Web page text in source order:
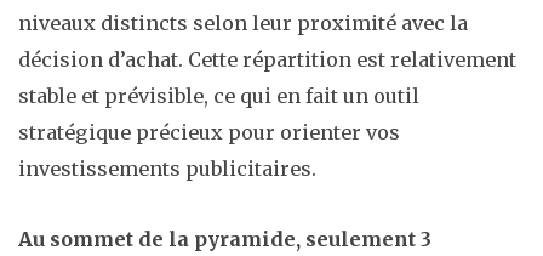
niveaux distincts selon leur proximité avec la
décision d’achat. Cette répartition est relativement
stable et prévisible, ce qui en fait un outil
stratégique précieux pour orienter vos
investissements publicitaires.
Au sommet de la pyramide, seulement 3